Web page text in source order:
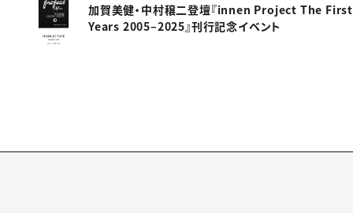
加賀美健・中村穣二登壇『innen Project The First
Years 2005–2025』刊行記念イベント